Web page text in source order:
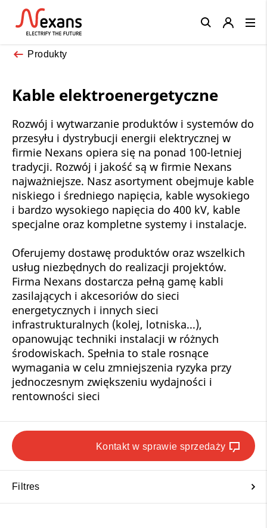
Produkty
Kable elektroenergetyczne
Rozwój i wytwarzanie produktów i systemów do
przesyłu i dystrybucji energii elektrycznej w
firmie Nexans opiera się na ponad 100-letniej
tradycji. Rozwój i jakość są w firmie Nexans
najważniejsze. Nasz asortyment obejmuje kable
niskiego i średniego napięcia, kable wysokiego
i bardzo wysokiego napięcia do 400 kV, kable
specjalne oraz kompletne systemy i instalacje.
Oferujemy dostawę produktów oraz wszelkich
usług niezbędnych do realizacji projektów.
Firma Nexans dostarcza pełną gamę kabli
zasilających i akcesoriów do sieci
energetycznych i innych sieci
infrastrukturalnych (kolej, lotniska...),
opanowując techniki instalacji w różnych
środowiskach. Spełnia to stale rosnące
wymagania w celu zmniejszenia ryzyka przy
jednoczesnym zwiększeniu wydajności i
rentowności sieci
Kontakt w sprawie sprzedaży
Filtres
Close